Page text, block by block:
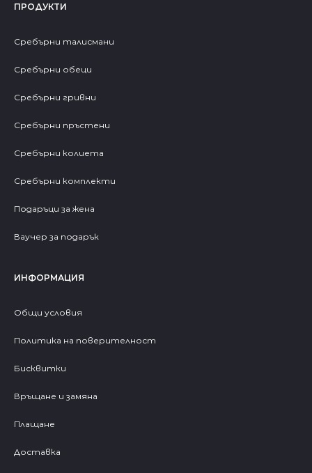
ПРОДУКТИ
Сребърни талисмани
Сребърни обеци
Сребърни гривни
Сребърни пръстени
Сребърни колиета
Сребърни комплекти
Подаръци за жена
Ваучер за подарък
ИНФОРМАЦИЯ
Общи условия
Политика на поверителност
Бисквитки
Връщане и замяна
Плащане
Доставка